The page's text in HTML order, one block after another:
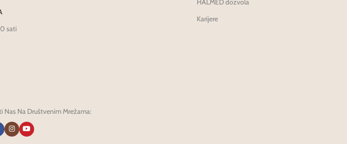
sati
HALMED dozvola
Karijere
Nas Na Društvenim Mrežama: